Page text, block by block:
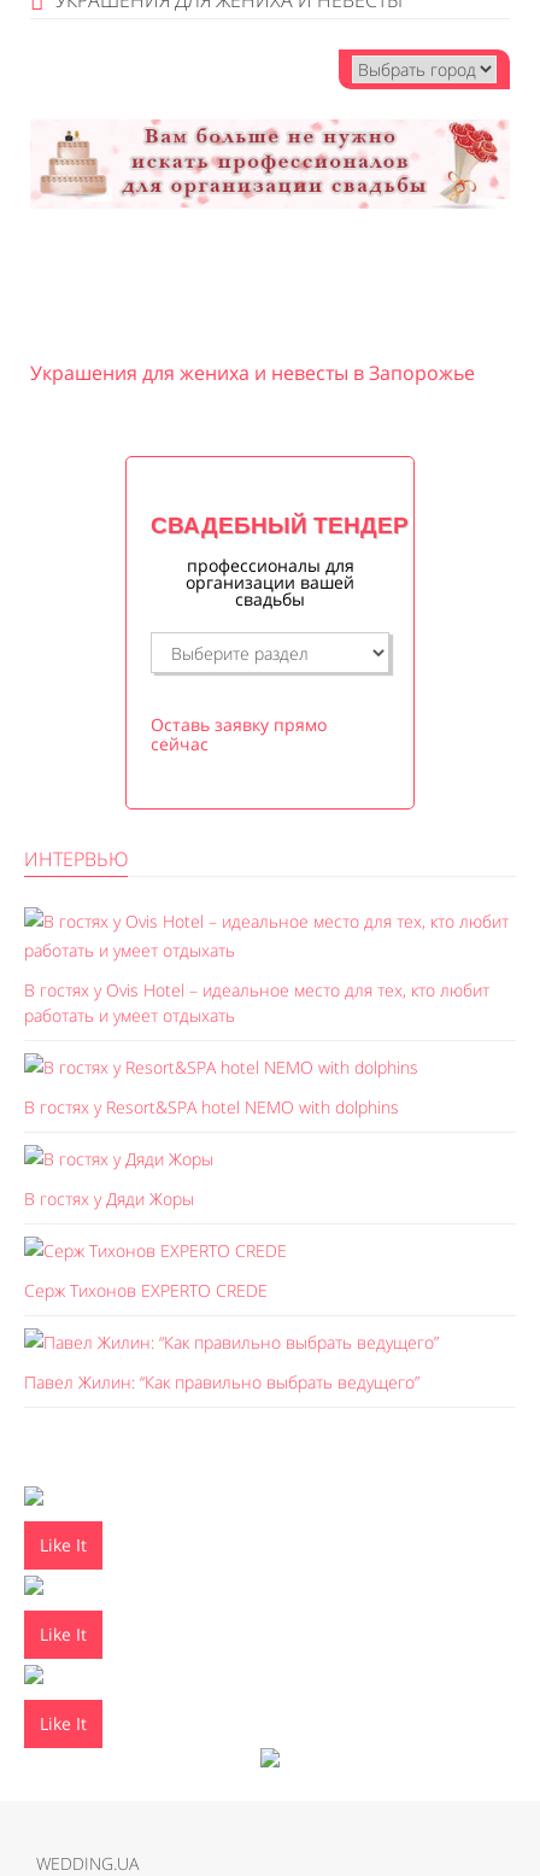
Украшения для жениха и невесты в Запорожье
СВАДЕБНЫЙ ТЕНДЕР
профессионалы для
организации вашей
свадьбы
Оставь заявку прямо
сейчас
ИНТЕРВЬЮ
В гостях у Ovis Hotel – идеальное место для тех, кто любит
работать и умеет отдыхать
В гостях у Resort&SPA hotel NEMO with dolphins
В гостях у Дяди Жоры
Серж Тихонов EXPERTO CREDE
Павел Жилин: “Как правильно выбрать ведущего”
Like It
Like It
Like It
WEDDING.UA